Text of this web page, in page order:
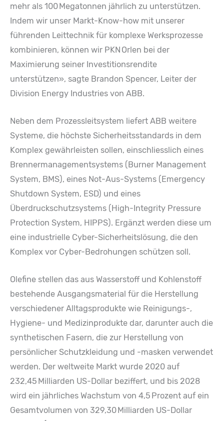
mehr als 100 Megatonnen jährlich zu unterstützen.
Indem wir unser Markt-Know-how mit unserer
führenden Leittechnik für komplexe Werksprozesse
kombinieren, können wir PKN Orlen bei der
Maximierung seiner Investitionsrendite
unterstützen», sagte Brandon Spencer, Leiter der
Division Energy Industries von ABB.
Neben dem Prozessleitsystem liefert ABB weitere
Systeme, die höchste Sicherheitsstandards in dem
Komplex gewährleisten sollen, einschliesslich eines
Brennermanagementsystems (Burner Management
System, BMS), eines Not-Aus-Systems (Emergency
Shutdown System, ESD) und eines
Überdruckschutzsystems (High-Integrity Pressure
Protection System, HIPPS). Ergänzt werden diese um
eine industrielle Cyber-Sicherheitslösung, die den
Komplex vor Cyber-Bedrohungen schützen soll.
Olefine stellen das aus Wasserstoff und Kohlenstoff
bestehende Ausgangsmaterial für die Herstellung
verschiedener Alltagsprodukte wie Reinigungs-,
Hygiene- und Medizinprodukte dar, darunter auch die
synthetischen Fasern, die zur Herstellung von
persönlicher Schutzkleidung und -masken verwendet
werden. Der weltweite Markt wurde 2020 auf
232,45 Milliarden US-Dollar beziffert, und bis 2028
wird ein jährliches Wachstum von 4,5 Prozent auf ein
Gesamtvolumen von 329,30 Milliarden US-Dollar